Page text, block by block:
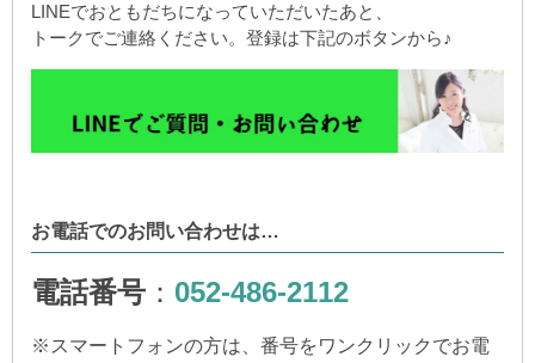
LINEでおともだちになっていただいたあと、
トークでご連絡ください。登録は下記のボタンから♪
お電話でのお問い合わせは…
電話番号 ： 052-486-2112
※ スマートフォンの方は、番号をワンクリックでお電